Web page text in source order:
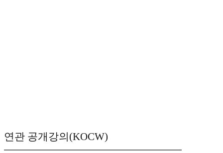
연관 공개강의(KOCW)